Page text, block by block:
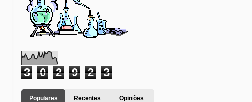
3 0 2 9 2 3
Populares Recentes Opiniões